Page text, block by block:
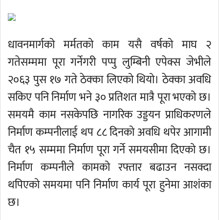
धावनमार्गको मर्मतको काम यसै वर्षको माघ २
गतेसम्ममा पूरा गर्नेगरी पप्पु लुम्बिनी एपेक्स जेभीले
२०६३ पुस १७ गते ठेक्का लिएको थियो। ठेक्का अवधि
सकिए पनि निर्माण भने ३० प्रतिशत मात्रै पूरा भएको छ।
समयमै काम नसकेपछि नागरिक उड्डयन प्राधिकरणले
निर्माण कम्पनीलाई थप ८८ दिनको अवधि थपेर आगामी
चैत १५ सम्ममा निर्माण पूरा गर्ने समयसीमा दिएको छ।
निर्माण कम्पनीले कामको रफ्तार बढाउन नसक्दा
थपिएको समयमा पनि निर्माण कार्य पूरा हुनेमा आशंका
छ।